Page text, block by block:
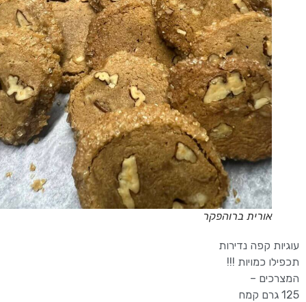
אורית ברוהפקר
עוגיות קפה נדירות
תכפילו כמויות !!!
המצרכים –
125 גרם קמח